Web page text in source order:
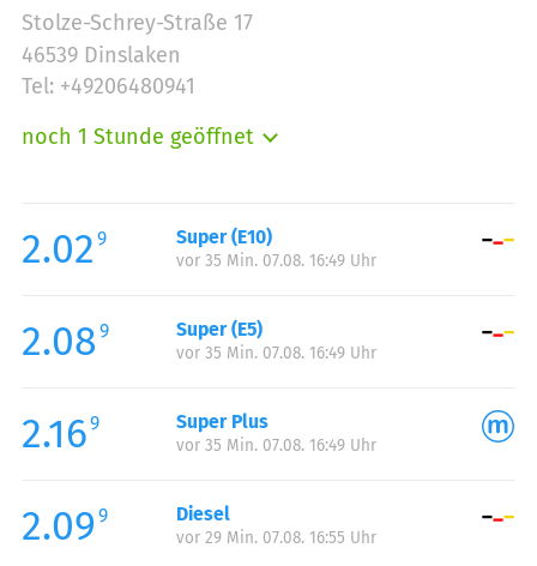
Stolze-Schrey-Straße 17
46539 Dinslaken
Tel: +49206480941
noch 1 Stunde geöffnet
Mittwoch:
06:00-21:00
Donnerstag:
Samstag:
07:00-19:00
Sonntag:
2.02 9 Super (E10)
vor 35 Min. 07.08. 16:49 Uhr
2.08 9 Super (E5)
vor 35 Min. 07.08. 16:49 Uhr
2.169 Super Plus
vor 35 Min. 07.08. 16:49 Uhr
2.09 9 Diesel
vor 29 Min. 07.08. 16:55 Uhr